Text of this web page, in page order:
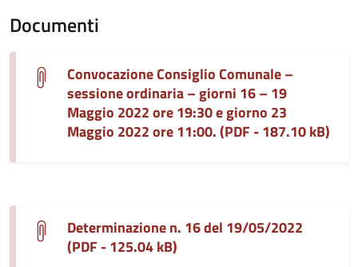
Documenti
Convocazione Consiglio Comunale –
sessione ordinaria – giorni 16 – 19
Maggio 2022 ore 19:30 e giorno 23
Maggio 2022 ore 11:00. (PDF - 187.10 kB)
Determinazione n. 16 del 19/05/2022
(PDF - 125.04 kB)